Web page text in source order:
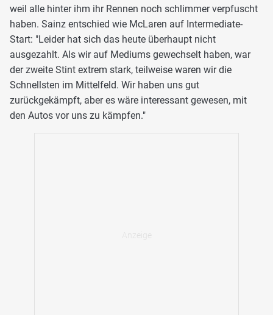
weil alle hinter ihm ihr Rennen noch schlimmer verpfuscht
haben. Sainz entschied wie McLaren auf Intermediate-
Start: "Leider hat sich das heute überhaupt nicht
ausgezahlt. Als wir auf Mediums gewechselt haben, war
der zweite Stint extrem stark, teilweise waren wir die
Schnellsten im Mittelfeld. Wir haben uns gut
zurückgekämpft, aber es wäre interessant gewesen, mit
den Autos vor uns zu kämpfen."